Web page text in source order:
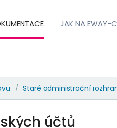
JAK NA EWAY-
/ Staré administrační
účtů